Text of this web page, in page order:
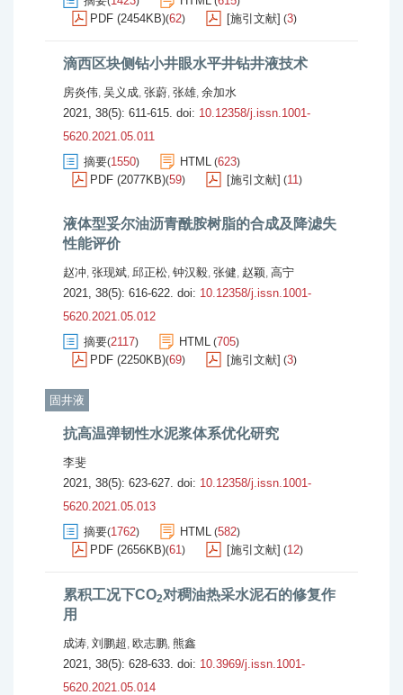
PDF (2454KB)(62) [施引文献] (3)
滴西区块侧钻小井眼水平井钻井液技术
房炎伟, 吴义成, 张蔚, 张雄, 余加水
2021, 38(5): 611-615. doi: 10.12358/j.issn.1001-
5620.2021.05.011
摘要(1550) HTML (623)
PDF (2077KB)(59) [施引文献] (11)
液体型妥尔油沥青酰胺树脂的合成及降滤失
性能评价
赵冲, 张现斌, 邱正松, 钟汉毅, 张健, 赵颖, 高宁
2021, 38(5): 616-622. doi: 10.12358/j.issn.1001-
5620.2021.05.012
摘要(2117) HTML (705)
PDF (2250KB)(69) [施引文献] (3)
固井液
抗高温弹韧性水泥浆体系优化研究
李斐
2021, 38(5): 623-627. doi: 10.12358/j.issn.1001-
5620.2021.05.013
摘要(1762) HTML (582)
PDF (2656KB)(61) [施引文献] (12)
累积工况下CO2对稠油热采水泥石的修复作
用
成涛, 刘鹏超, 欧志鹏, 熊鑫
2021, 38(5): 628-633. doi: 10.3969/j.issn.1001-
5620.2021.05.014